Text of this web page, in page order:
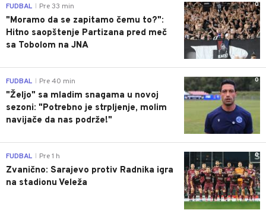
0
FUDBAL Pre 33 min
"Moramo da se zapitamo čemu to?":
Hitno saopštenje Partizana pred meč
sa Tobolom na JNA
0
FUDBAL Pre 40 min
"Željo" sa mladim snagama u novoj
sezoni: "Potrebno je strpljenje, molim
navijače da nas podrže!"
0
FUDBAL Pre 1 h
Zvanično: Sarajevo protiv Radnika igra
na stadionu Veleža